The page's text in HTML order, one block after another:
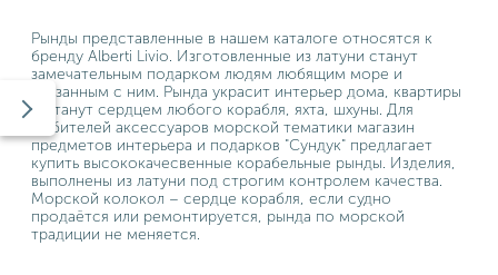
Рынды представленные в нашем каталоге относятся к
бренду Alberti Livio. Изготовленные из латуни станут
замечательным подарком людям любящим море и
связанным с ним. Рында украсит интерьер дома, квартиры
и станут сердцем любого корабля, яхта, шхуны. Для
любителей аксессуаров морской тематики магазин
предметов интерьера и подарков "Сундук" предлагает
купить высококачесвенные корабельные рынды. Изделия,
выполнены из латуни под строгим контролем качества.
Морской колокол – сердце корабля, если судно
продаётся или ремонтируется, рында по морской
традиции не меняется.